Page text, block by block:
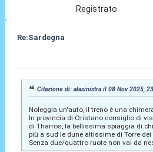
Registrato
Re:Sardegna
Citazione di: alasinistra il 08 Nov 2025,
Noleggia un'auto, il treno è una
In provincia di Oristano consiglio di
di Tharros, la bellissima spiaggia di
più a sud le dune altissime di Torre dei
Senza due/quattro ruote non vai da